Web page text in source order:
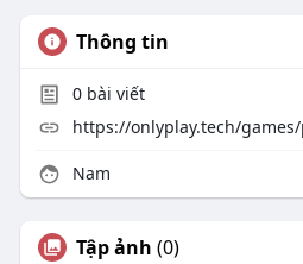
Thông tin
0bài viết
https://onlyplay.tech/
Nam
Tập ảnh (0)